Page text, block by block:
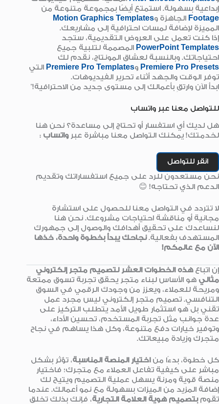
إبداعية بسهولة. استمتع أيضًا بمجموعة متنوعة من
Footage الجاهزة وMotion Graphics Templates
المميزة لإضافة لمسات احترافية إلى مشاريعك.
إذا كنت تعمل على العروض التقديمية، ستجد
PowerPoint Templates المصممة لتلبية جميع
احتياجاتك. وبالنسبة لعشاق المونتاج، نقدم لك
Premiere Pro Presets وPremiere Pro Templates التي
توفر الوقت والجهد أثناء تحرير الفيديوهات.
ابدأ الآن وارتقِ بأعمالك إلى مستوى جديد من الاحترافية!”
للتواصل معنا عبر واتساب
هل لديك أي استفسار أو تحتاج إلى مساعدة؟ نحن هنا
لخدمتك! يمكنك التواصل معنا مباشرة عبرواتساب :
انقر للتواصل
نحن مستعدون للرد على جميع استفساراتك وتقديم
الدعم الذي تحتاجه! 😊
لا تتردد في التواصل معنا للحصول على استشارة
مجانية أو مناقشة احتياجات مشروعك. نحن هنا
لنساعدك على تحقيق أهدافك والوصول إلى جمهورك
المستهدف بفعالية.نجاحك يبدأ بخطوة واحدة، خذها
الآن مع عالمكم!
إن اتباعهذه الخطوات العشر لتصميم متجر إلكتروني
مثالي هو الأساس لبناء متجر يحقق تجربة تسوق ممتعة
ومريحة للعملاء، ويعزز من وجودك الرقمي في السوق
التنافسي. تصميم متجر إلكتروني ليس مجرد عمل
تقني بل هو استثمار طويل الأمد يتطلب التركيز على
عدة جوانب مثل تجربة المستخدم، تحسين الأداء،
وتوفير خيارات دفع متنوعة، وكل هذا يساهم في نجاح
متجرك وزيادة مبيعاتك.
كل خطوة، بدءًا من اختيار المنصة المناسبة، تؤثر بشكل
مباشر على كيفية تفاعل العملاء مع متجرك؛ فاختيار
منصة قوية ومرنة يسهل عملية التصميم ويتيح لك
إضافة المزيد من الميزات بسهولة مع نمو أعمالك. عندما
تقومبتصميم هوية العلامة التجارية، فإنك بذلك تخلق